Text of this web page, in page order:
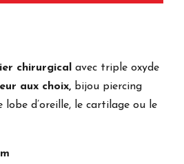
chirurgical
avec triple oxyde
aux choix, bijou piercing
d’oreille, le cartilage ou le